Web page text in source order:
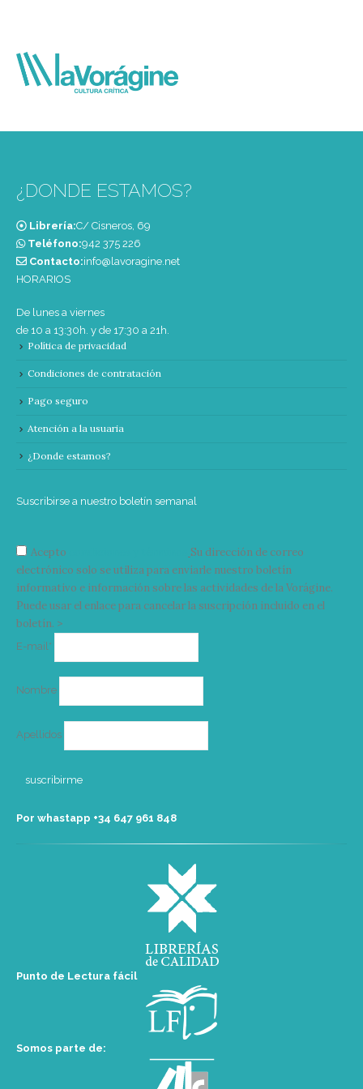
¿DONDE ESTAMOS?
Librería:C/ Cisneros, 69
Teléfono:‭942 375 226‬
Contacto:info@lavoragine.net
HORARIOS
De lunes a viernes
de 10 a 13:30h. y de 17:30 a 21h.
Política de privacidad
Condiciones de contratación
Pago seguro
Atención a la usuaria
¿Donde estamos?
Suscribirse a nuestro boletín semanal
Acepto
Su dirección de correo
electrónico solo se utiliza para enviarle nuestro boletín
informativo e información sobre las actividades de la Vorágine.
Puede usar el enlace para cancelar la suscripción incluido en el
boletín. >
E-mail*
Nombre
Apellidos
Por whastapp +34 ‭647 961 848‬
Punto de Lectura fácil
Somos parte de: